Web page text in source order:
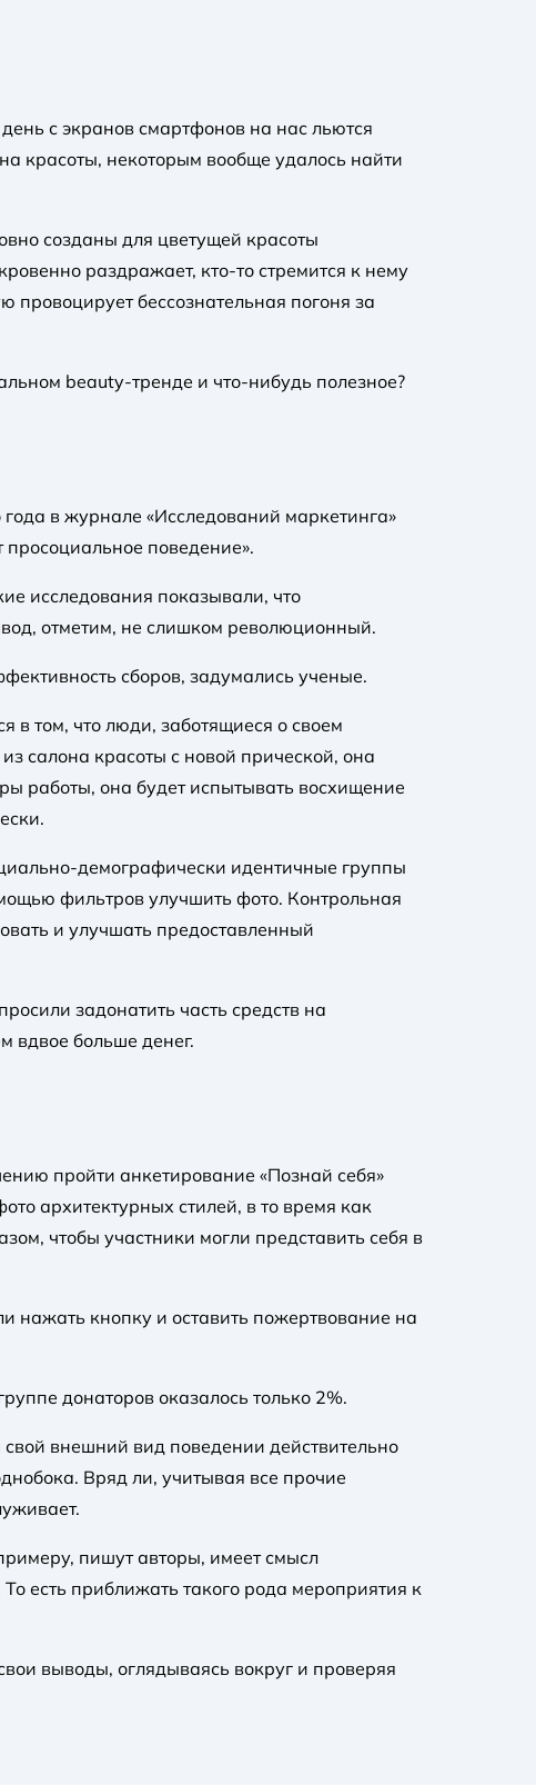
с экранов смартфонов на нас льются
красоты, некоторым вообще удалось найти
созданы для цветущей красоты
раздражает, кто-то стремится к нему
провоцирует бессознательная погоня за
beauty-тренде и что-нибудь полезное?
в журнале «Исследований маркетинга»
поведение».
исследования показывали, что
отметим, не слишком революционный.
сборов, задумались ученые.
в том, что люди, заботящиеся о своем
салона красоты с новой прической, она
работы, она будет испытывать восхищение
демографически идентичные группы
фильтров улучшить фото. Контрольная
и улучшать предоставленный
задонатить часть средств на
вдвое больше денег.
пройти анкетирование «Познай себя»
архитектурных стилей, в то время как
чтобы участники могли представить себя в
нажать кнопку и оставить пожертвование на
донаторов оказалось только 2%.
внешний вид поведении действительно
Вряд ли, учитывая все прочие
пишут авторы, имеет смысл
есть приближать такого рода мероприятия к
выводы, оглядываясь вокруг и проверяя